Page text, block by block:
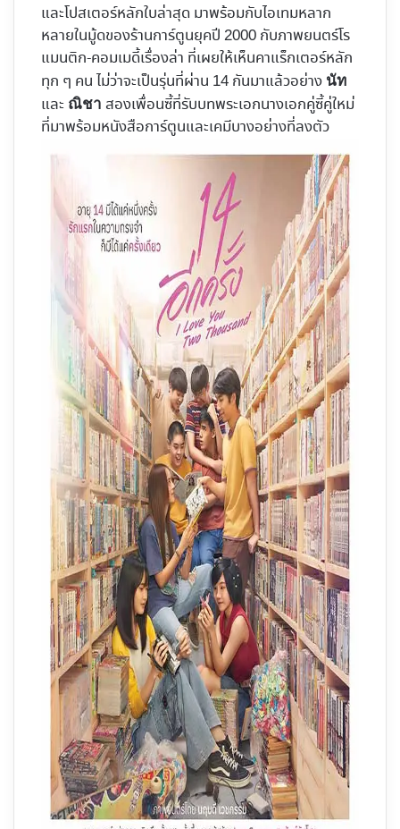
และโปสเตอร์หลักใบล่าสุด มาพร้อมกับไอเทมหลาก
หลายในมู้ดของร้านการ์ตูนยุคปี 2000 กับภาพยนตร์โร
แมนติก-คอมเมดี้เรื่องล่า ที่เผยให้เห็นคาแร็กเตอร์หลัก
ทุก ๆ คน ไม่ว่าจะเป็นรุ่นที่ผ่าน 14 กันมาแล้วอย่าง นัท
และ ณิชา สองเพื่อนซี้ที่รับบทพระเอกนางเอกคู่ซี้คู่ใหม่
ที่มาพร้อมหนังสือการ์ตูนและเคมีบางอย่างที่ลงตัว